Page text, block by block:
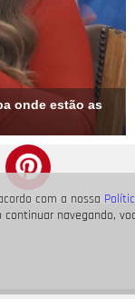
com a nossa
continuar navegando,
onde estão as